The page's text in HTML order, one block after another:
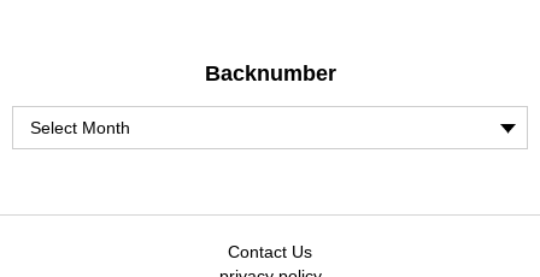
Backnumber
Contact Us